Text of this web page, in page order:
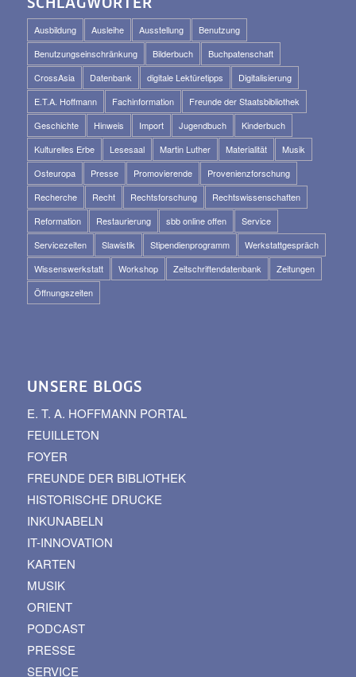
SCHLAGWÖRTER
Ausbildung Ausleihe Ausstellung
Benutzung
Benutzungseinschränkung
Bilderbuch
Buchpatenschaft
CrossAsia
Datenbank digitale Lektüretipps
Digitalisierung
E.T.A. Hoffmann
Fachinformation
Freunde der Staatsbibliothek
Geschichte
Hinweis Import Jugendbuch
Kinderbuch
Kulturelles Erbe
Lesesaal Martin Luther Materialität
Musik
Osteuropa
Presse Promovierende
Provenienzforschung
Recherche
Recht Rechtsforschung
Rechtswissenschaften
Reformation
Restaurierung sbb online offen
Service
Servicezeiten
Slawistik Stipendienprogramm
Werkstattgespräch
Wissenswerkstatt
Workshop Zeitschriftendatenbank
Zeitungen
Öffnungszeiten
UNSERE BLOGS
E. T. A. HOFFMANN PORTAL
FEUILLETON
FOYER
FREUNDE DER BIBLIOTHEK
HISTORISCHE DRUCKE
INKUNABELN
IT-INNOVATION
KARTEN
MUSIK
ORIENT
PODCAST
PRESSE
SERVICE